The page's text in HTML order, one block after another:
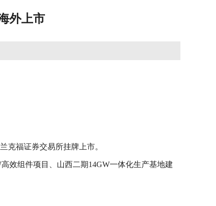
外上市
克福证券交易所挂牌上市。
效组件项目、山西二期14GW一体化生产基地建